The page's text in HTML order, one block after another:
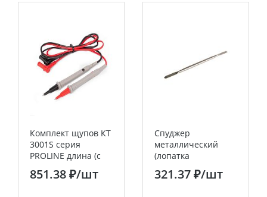
Комплект щупов КТ
3001S серия
PROLINE длина (с
учетом корпуса
щупа) 1000 мм, 20
851.38 ₽/шт
Спуджер
металлический
(лопатка
двухсторонняя)
170мм REXANT
321.37 ₽/шт